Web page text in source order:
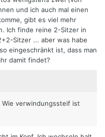
und ich auch mal einen
gibt es viel mehr
Ich finde reine 2-Sitzer in
Sitzer ... aber was habe
eingeschränkt ist, dass man
damit findet?
Wie verwindungssteif ist